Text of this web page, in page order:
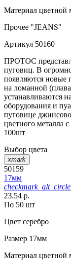
Материал цветной
Прочее "JEANS"
Артикул 50160
ПРОТОС
пуговиц. В
появляются новые
на ломанной
устанавливаются
оборудования и
пуговице
цветного металла
100шт
Выбор цвета
xmark
50159
17мм
checkmark_alt_circle
23.54 р.
По 50 шт
Цвет серебро
Размер 17мм
Материал цветной